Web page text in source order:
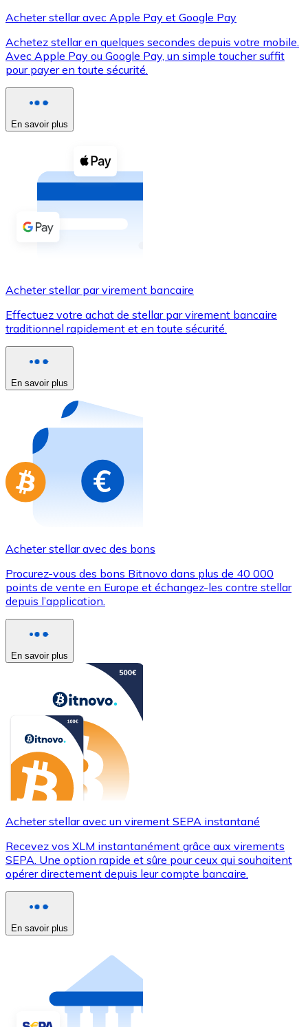
XRP
XRP
Voir toutes
Coupons crypto
Achetez des cryptomonnaies en espèces et d'autres
Acheter avec espèces
Virement SEPA
Utilisez les cartes Visa et Mastercard pour acheter
Acheter avec carte
Nouveau
Achetez des cartes-cadeaux de vos marques
Aller à la boutique de cartes-cadeaux
Acheter stellar avec Apple Pay et Google Pay
Achetez stellar en quelques secondes depuis votre mobile.
Avec Apple Pay ou Google Pay, un simple toucher suffit
pour payer en toute sécurité.
En savoir plus
Acheter stellar par virement bancaire
Effectuez votre achat de stellar par virement bancaire
traditionnel rapidement et en toute sécurité.
En savoir plus
Acheter stellar avec des bons
Procurez-vous des bons Bitnovo dans plus de 40 000
points de vente en Europe et échangez-les contre stellar
depuis l’application.
En savoir plus
Acheter stellar avec un virement SEPA instantané
Recevez vos XLM instantanément grâce aux virements
SEPA. Une option rapide et sûre pour ceux qui souhaitent
opérer directement depuis leur compte bancaire.
En savoir plus